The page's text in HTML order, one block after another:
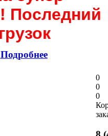
Последний
Подробнее
0
0
0